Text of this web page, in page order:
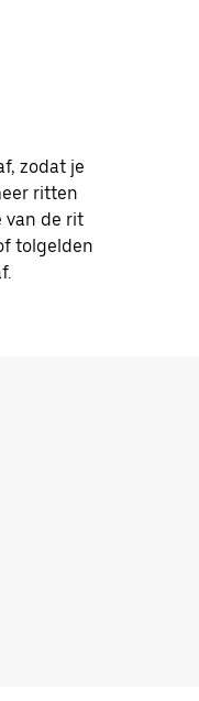
zodat je
ritten
van de rit
tolgelden